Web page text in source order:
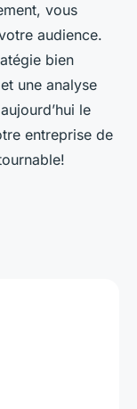
vous
audience.
bien
une analyse
le
entreprise de